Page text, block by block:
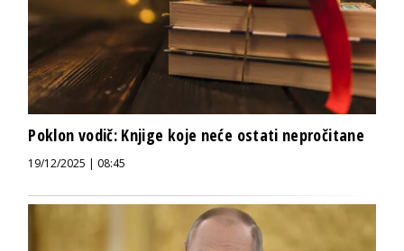
Poklon vodič: Knjige koje neće ostati nepročitane
19/12/2025 | 08:45